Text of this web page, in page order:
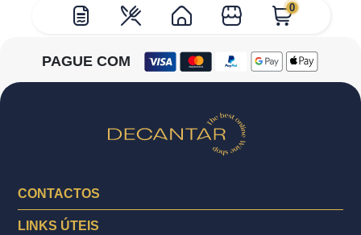
0
PAGUE COM
CONTACTOS
LINKS ÚTEIS